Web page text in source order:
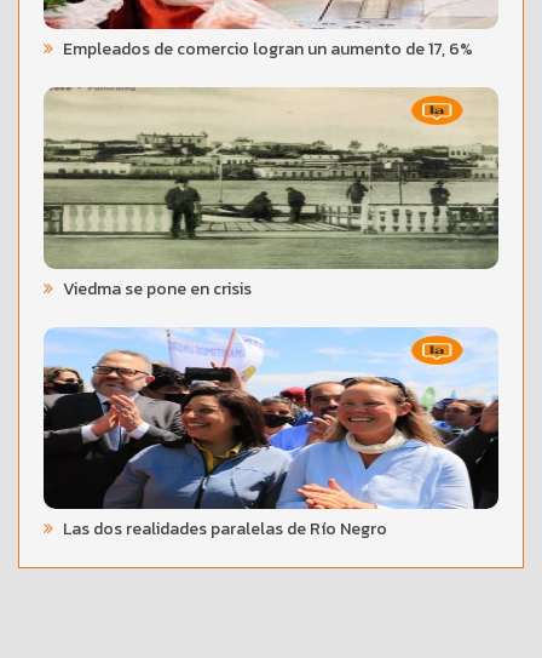
Empleados de comercio logran un aumento de 17, 6%
Viedma se pone en crisis
Las dos realidades paralelas de Río Negro